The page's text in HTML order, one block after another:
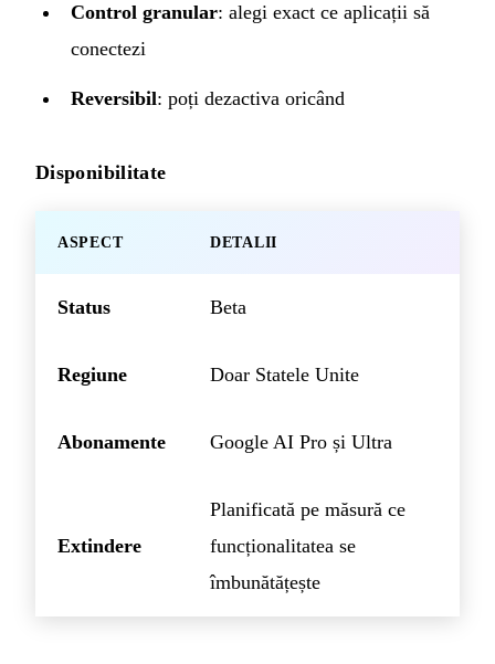
Control granular: alegi exact ce aplicații să
conectezi
Reversibil: poți dezactiva oricând
Disponibilitate
ASPECT DETALII
Status Beta
Regiune Doar Statele Unite
Abonamente Google AI Pro și Ultra
Extindere
Planificată pe măsură ce
funcționalitatea se
îmbunătățește